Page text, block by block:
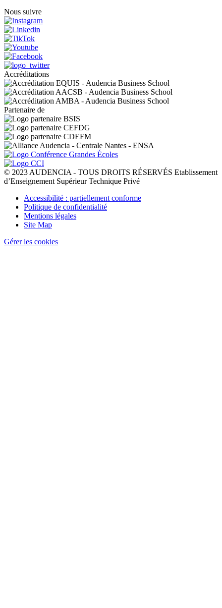
Nous suivre
Accréditations
Partenaire de
© 2023 AUDENCIA - TOUS DROITS RÉSERVÉS Etablissement
d’Enseignement Supérieur Technique Privé
Pied
page
Accessibilité : partiellement conforme
Politique de confidentialité
Mentions légales
Site Map
Gérer les cookies